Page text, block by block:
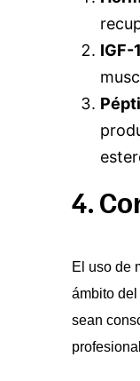
IGF-
4.
El uso de
ámbito
sean